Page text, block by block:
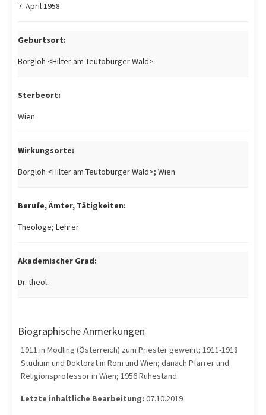
7. April 1958
Geburtsort:
Borgloh <Hilter am Teutoburger Wald>
Sterbeort:
Wien
Wirkungsorte:
Borgloh <Hilter am Teutoburger Wald>; Wien
Berufe, Ämter, Tätigkeiten:
Theologe; Lehrer
Akademischer Grad:
Dr. theol.
Biographische Anmerkungen
1911 in Mödling (Österreich) zum Priester geweiht; 1911-1918
Studium und Doktorat in Rom und Wien; danach Pfarrer und
Religionsprofessor in Wien; 1956 Ruhestand
Letzte inhaltliche Bearbeitung: 07.10.2019